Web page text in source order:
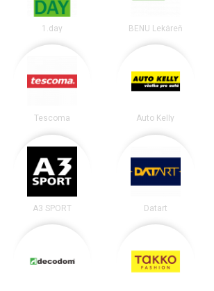
1.day BENU Lekáreň
Tescoma Auto Kelly
A3 SPORT Datart